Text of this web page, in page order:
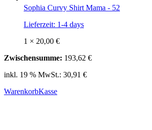
Sophia Curvy Shirt Mama - 52
Lieferzeit: 1-4 days
1 × 20,00 €
Zwischensumme: 193,62 €
inkl. 19 % MwSt.: 30,91 €
WarenkorbKasse